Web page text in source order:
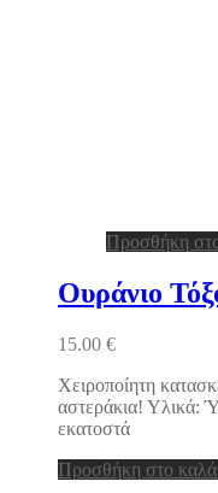
Προσθήκη
Ουράνιο
15.00 €
Χειροποίητη
αστεράκια! Υλικά:
εκατοστά
Προσθήκη στο